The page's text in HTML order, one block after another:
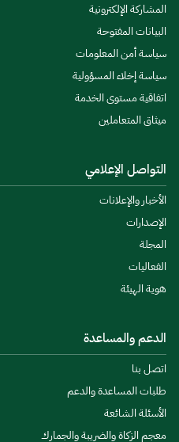
المشاركة الإلكترونية
البيانات المفتوحة
سياسة أمن المعلومات
سياسة إخلاء المسؤولية
اتفاقية مستوى الخدمة
ميثاق المتعاملين
التواصل الإعلامي
الأخبار والإعلانات
الإصدارات
المجلة
الفعاليات
هوية الهيئة
الدعم والمساعدة
اتصل بنا
طلبات المساعدة والدعم
الأسئلة الشائعة
معجم الزكاة والضريبة والجمارك